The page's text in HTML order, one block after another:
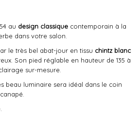
au design classique contemporain à la
dans votre salon.
le très bel abat-jour en tissu chintz blanc
Son pied réglable en hauteur de 135 à
sur-mesure.
beau luminaire sera idéal dans le coin